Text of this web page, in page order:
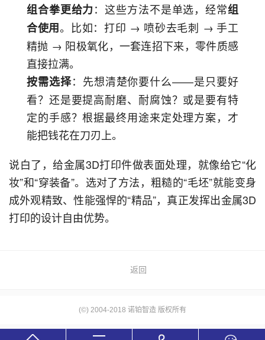
组合拳更给力：这些方法不是单选，经常组
合使用。比如：打印 → 喷砂去毛刺 → 手工
精抛 → 阳极氧化，一套连招下来，零件质感
直接拉满。
按需选择：先想清楚你要什么——是只要好
看？还是要提高耐磨、耐腐蚀？或是要有特
定的手感？根据最终用途来定处理方案，才
能把钱花在刀刃上。
说白了，给金属3D打印件做表面处理，就像给它“化
妆”和“穿装备”。选对了方法，粗糙的“毛坯”就能变身
成外观精致、性能强悍的“精品”，真正发挥出金属3D
打印的设计自由优势。
返回
(©) 2004-2018 诺铂智造 版权所有